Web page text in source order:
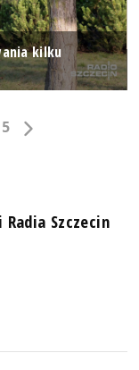
kilku
5
Szczecin